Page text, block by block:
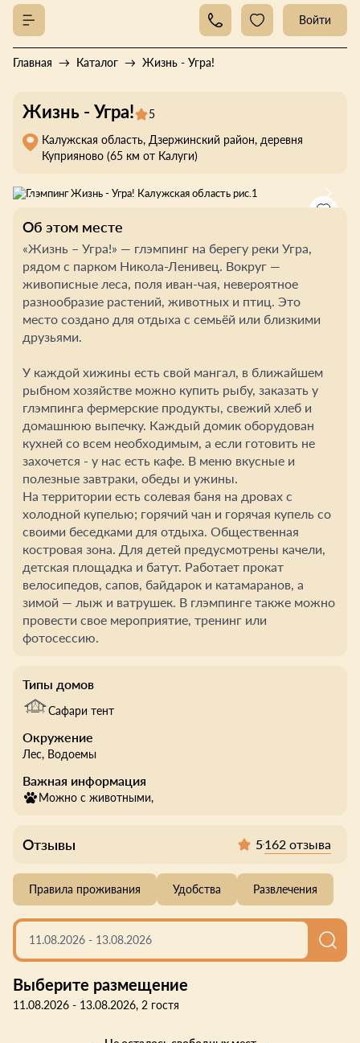
Войти
Главная Каталог Жизнь - Угра!
Жизнь - Угра!
5
Калужская область, Дзержинский район, деревня
Куприяново (65 км от Калуги)
Об этом месте
«Жизнь – Угра!» — глэмпинг на берегу реки Угра,
рядом с парком Никола-Ленивец. Вокруг —
живописные леса, поля иван-чая, невероятное
разнообразие растений, животных и птиц. Это
место создано для отдыха с семьёй или близкими
друзьями.
У каждой хижины есть свой мангал, в ближайшем
рыбном хозяйстве можно купить рыбу, заказать у
глэмпинга фермерские продукты, свежий хлеб и
домашнюю выпечку. Каждый домик оборудован
кухней со всем необходимым, а если готовить не
захочется - у нас есть кафе. В меню вкусные и
полезные завтраки, обеды и ужины.
На территории есть солевая баня на дровах с
холодной купелью; горячий чан и горячая купель со
своими беседками для отдыха. Общественная
костровая зона. Для детей предусмотрены качели,
детская площадка и батут. Работает прокат
велосипедов, сапов, байдарок и катамаранов, а
зимой — лыж и ватрушек. В глэмпинге также можно
провести свое мероприятие, тренинг или
фотосессию.
Типы домов
Сафари тент
Окружение
Лес, Водоемы
Важная информация
Можно с животными,
Отзывы 5162 отзыва
Правила проживания Удобства Развлечения
11.08.2026 - 13.08.2026
Выберите размещение
11.08.2026 - 13.08.2026, 2 гостя